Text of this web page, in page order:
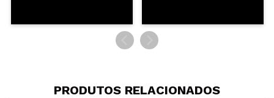
PRODUTOS RELACIONADOS